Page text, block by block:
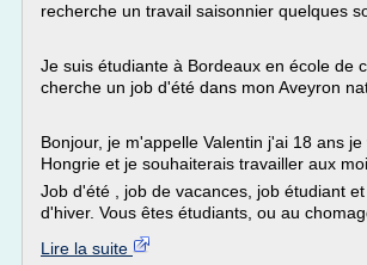
recherche un travail saisonnier quelques
Je suis étudiante à Bordeaux en école de
cherche un job d'été dans mon Aveyron
Bonjour, je m'appelle Valentin j'ai 18 ans je
Hongrie et je souhaiterais travailler aux
Job d'été , job de vacances, job étudiant
d'hiver. Vous êtes étudiants, ou au
Lire la suite